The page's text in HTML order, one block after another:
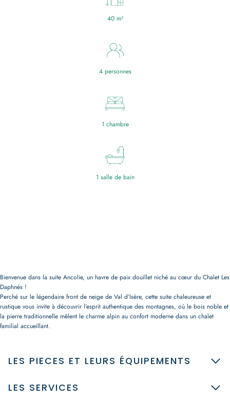
40 m²
4 personnes
1 chambre
1 salle de bain
Bienvenue dans la suite Ancolie, un havre de paix douillet niché au cœur du Chalet Les
Daphnés !
Perché sur le légendaire front de neige de Val d’Isère, cette suite chaleureuse et
rustique vous invite à découvrir l’esprit authentique des montagnes, où le bois noble et
la pierre traditionnelle mêlent le charme alpin au confort moderne dans un chalet
familial accueillant.
LES PIECES ET LEURS ÉQUIPEMENTS
LES SERVICES